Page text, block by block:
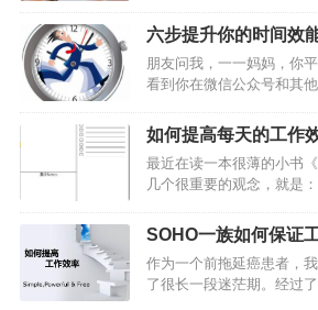
板见了，不甘示弱，立即
牌，上书：“本店拥有英国
“本店拥有世界上最好的裁
了…
维灵活有的人工作好多年
价值观非黑即白，看问题
维是多元的，能够透过现
外界影响。比如说提拔，
你好，你才好。一把手想
般，就能提。所以，他们
的是上层路线，也许群众
六步提升你的时间效
朋友问我，一一妈妈，你
看到你在微信公众号和其
场，你现在看书写读书笔
请问，你哪里来的那么多
半年的第一天，和你分享
也是第四本书读书笔记《
点：1.花10分钟列出当日
要紧急 重要非紧急 不重要
记录你的时间，进行总结
如何提高每天的工作
最近在读一本很薄的小书
几个很重要的观念，就是
只要开始行动，就比毫不
一天内做很多事，长时间
的影响力会更大。我提高
来有三个方面：注重“循环
SOHO一族如何保证
作为一个前拖延癌患者，
了很长一段迷茫期。经过